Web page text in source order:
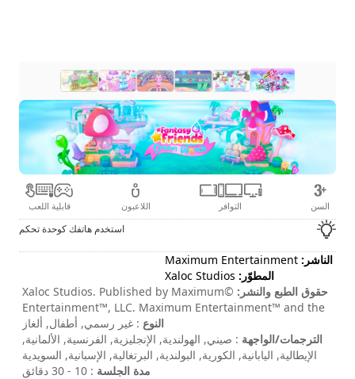
السن التوافر اللاعبون قابلية اللعب
استخدم هاتفك كوحدة تحكم
الناشر: Maximum Entertainment
المطوّر: Xaloc Studios
حقوق الطبع والنشر:
©Xaloc Studios. Published by Maximum
Entertainment™, LLC. Maximum Entertainment™ and the
Maximum Entertainment™ logo are trademarks of
Maximum Entertainment, LLC. All rights reserved. All
other trademarks or registered trademarks belong to
their respective owners.
النوع : غير رسمي, أطفال, ألغاز
الترجمات/الواجهة : صيني, الهولندية, الإنجليزية, الفرنسية, الألمانية,
الإيطالية, اليابانية, الكورية, البولندية, البرتغالية, الإسبانية, السويدية
مدة الجلسة : 10 - 30 دقائق